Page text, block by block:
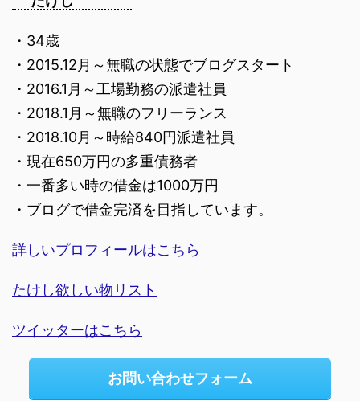
・34歳
・2015.12月～無職の状態でブログスタート
・2016.1月～工場勤務の派遣社員
・2018.1月～無職のフリーランス
・2018.10月～時給840円派遣社員
・現在650万円の多重債務者
・一番多い時の借金は1000万円
・ブログで借金完済を目指しています。
詳しいプロフィールはこちら
たけし欲しい物リスト
ツイッターはこちら
お問い合わせフォーム